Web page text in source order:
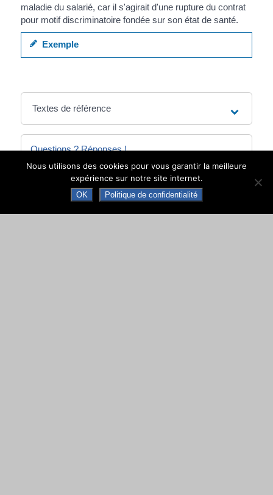
maladie du salarié, car il s'agirait d'une rupture du contrat
pour motif discriminatoire fondée sur son état de santé.
Exemple
Textes de référence
Questions ? Réponses !
Un ressortissant européen salarié en France
a-t-il les mêmes droits qu'un salarié
français ?
Nous utilisons des cookies pour vous garantir la meilleure
expérience sur notre site internet.
OK Politique de confidentialité